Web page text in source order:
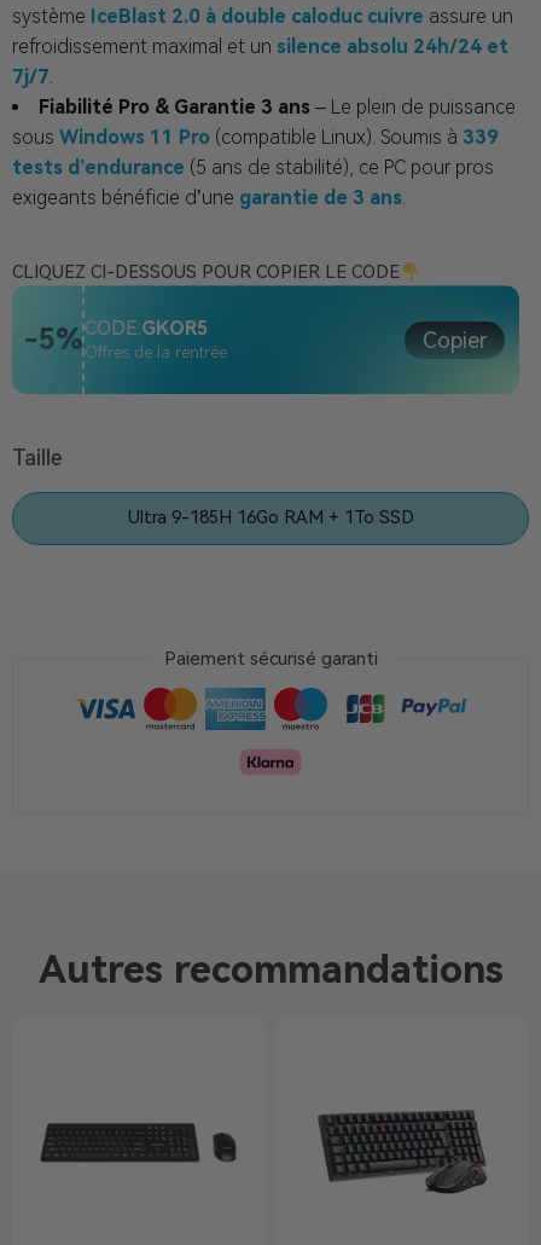
système IceBlast 2.0 à double caloduc cuivre assure un
refroidissement maximal et un silence absolu 24h/24 et
7j/7.
Fiabilité Pro & Garantie 3 ans – Le plein de puissance
sous Windows 11 Pro (compatible Linux). Soumis à 339
tests d’endurance (5 ans de stabilité), ce PC pour pros
exigeants bénéficie d’une garantie de 3 ans.
CLIQUEZ CI-DESSOUS POUR COPIER LE CODE
-5%CODE:GKOR5
Offres de la rentrée Copier
Taille
Ultra 9-185H 16Go RAM + 1To SSD
Paiement sécurisé garanti
Autres recommandations